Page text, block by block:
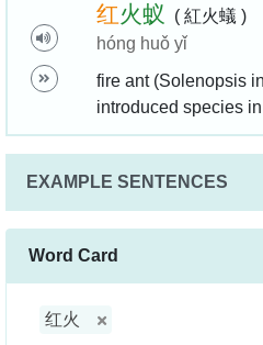
红火蚁
( 紅火蟻 )
hóng huǒ yǐ
fire ant (Solenopsis
introduced species
EXAMPLE SENTENCES
Word Card
红火